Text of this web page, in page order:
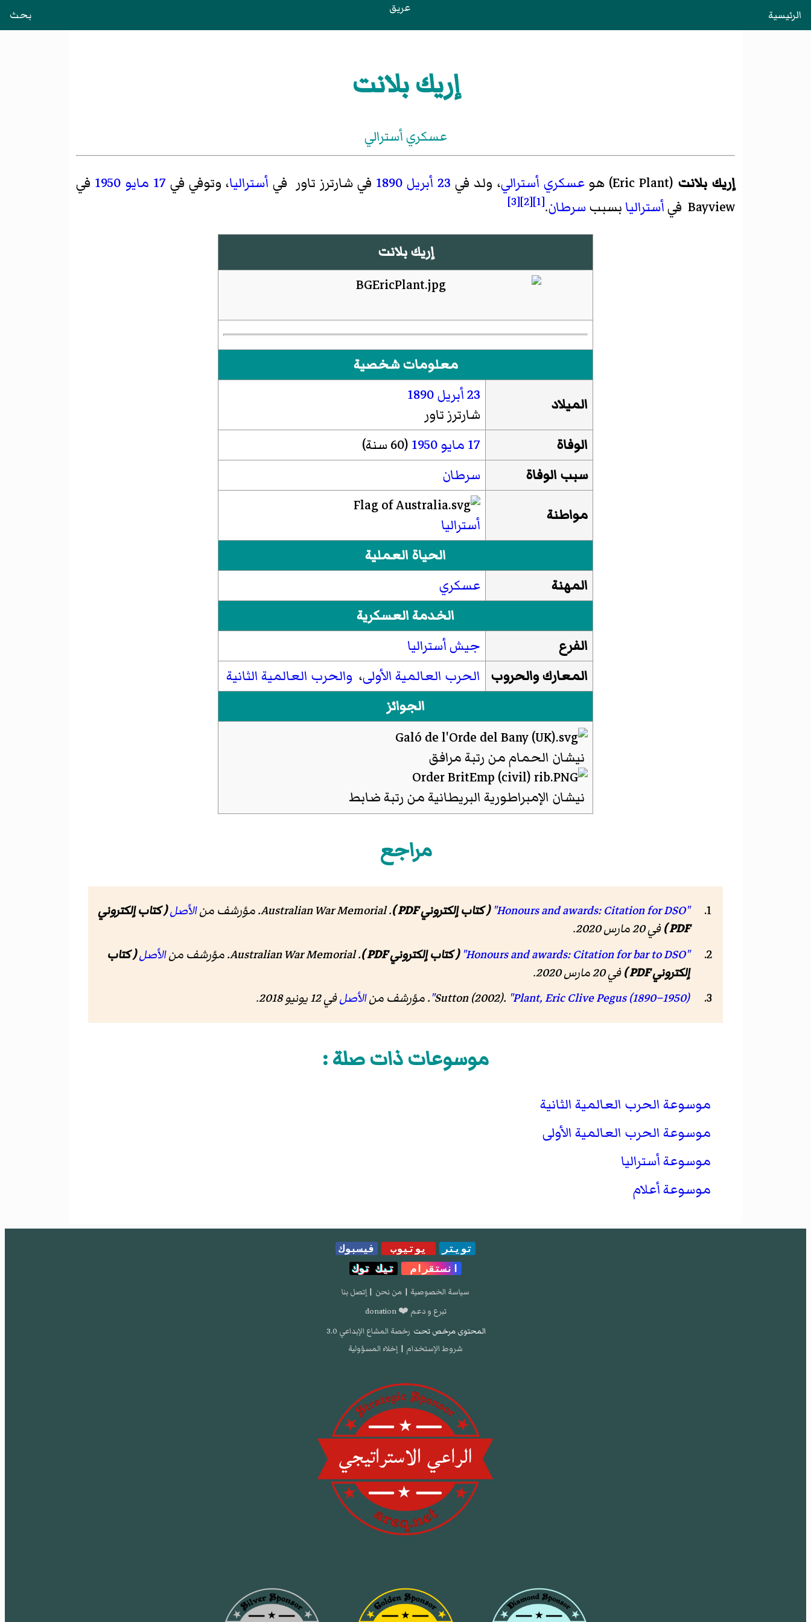
الرئيسية عريق بحث
إريك بلانت
عسكري أسترالي
إريك بلانت (
Eric Plant)‏ هوعسكري أسترالي، ولد في 23 أبريل 1890 فيشارترز تاور في أستراليا، وتوفي في 17 مايو 1950 في
Bayview في
أستراليا بسببسرطان.
[1]
[2]
[3]
إريك بلانت
معلومات شخصية
الميلاد
23 أبريل
1890
شارترز تاور
الوفاة
17 مايو 1950 (60 سنة)
سبب الوفاة
سرطان
مواطنة
أستراليا
الحياة العملية
المهنة
عسكري
الخدمة العسكرية
الفرع
جيش أستراليا
المعارك والحروب
الحرب العالمية الأولى، والحرب العالمية الثانية
الجوائز
نيشان الحمام من رتبة مرافق
نيشان الإمبراطورية البريطانية من رتبة ضابط
مراجع
"Honours and awards: Citation for DSO" ( كتاب إلكتروني PDF ) . Australian War Memorial. مؤرشف من الأصل( كتاب إلكتروني
PDF ) في 20 مارس 2020
.
"Honours and awards: Citation for bar to DSO"
( كتاب إلكتروني PDF ) . Australian War Memorial. مؤرشف من الأصل( كتاب
إلكتروني PDF )
في 20 مارس 2020
.
Sutton (2002). "Plant, Eric Clive Pegus (1890–1950)" . مؤرشف منالأصلفي 12 يونيو 2018 .
موسوعات ذات صلة :
موسوعة الحرب العالمية الثانية
موسوعة الحرب العالمية الأولى
موسوعة أستراليا
موسوعة أعلام
تويتر يوتيوب
فيسبوك
انستقرام
تيك توك
سياسة الخصوصية | من نحن | إتصل بنا
تبرع و دعم ❤️ donation
المحتوى مرخص تحت رخصة المشاع الإبداعي 3.0
شروط الإستخدام | إخلاء المسؤولية